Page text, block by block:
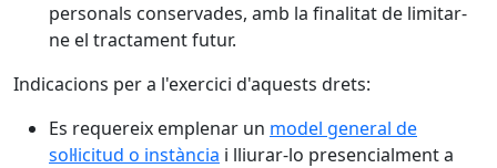
personals conservades, amb la finalitat de limitar-
ne el tractament futur.
Indicacions per a l'exercici d'aquests drets:
Es requereix emplenar un model general de
sol·licitud o instància i lliurar-lo presencialment a